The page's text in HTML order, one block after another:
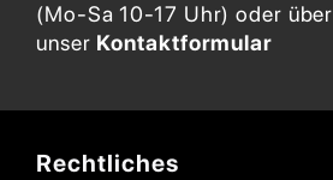
(Mo-Sa 10-17 Uhr) oder über
unser Kontaktformular
Rechtliches